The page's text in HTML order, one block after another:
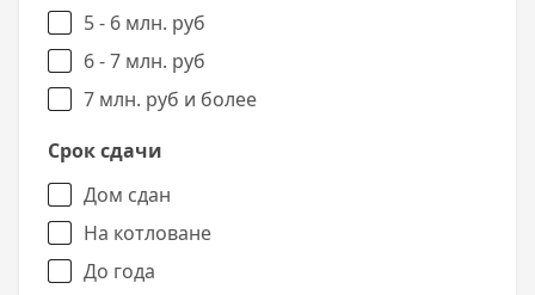
5 - 6 млн. руб
6 - 7 млн. руб
7 млн. руб и более
Срок сдачи
Дом сдан
На котловане
До года